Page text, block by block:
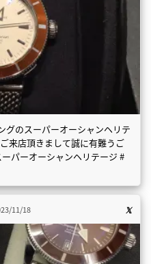
グのスーパーオーシャンヘリテ
来店頂きまして誠に有難うご
パーオーシャンヘリテージ #
11/18